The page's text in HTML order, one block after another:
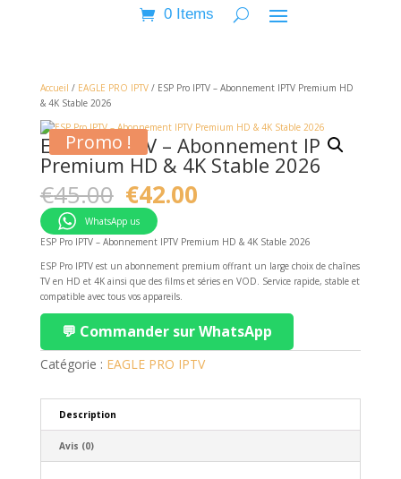
0 Items
Accueil / EAGLE PRO IPTV/ ESP Pro IPTV – Abonnement IPTV Premium HD
& 4K Stable 2026
Promo !
ESP Pro IPTV – Abonnement IPTV
Premium HD & 4K Stable 2026
€45.00 Original
price
was:
€45.00.
€42.00Current
price
€42.00.
WhatsApp us
ESP Pro IPTV – Abonnement IPTV Premium HD & 4K Stable 2026
ESP Pro IPTV est un abonnement premium offrant un large choix de chaînes
TV en HD et 4K ainsi que des films et séries en VOD. Service rapide, stable et
compatible avec tous vos appareils.
💬 Commander sur WhatsApp
Catégorie : EAGLE PRO IPTV
Description
Avis (0)